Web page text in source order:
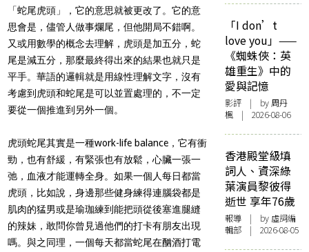
「蛇尾虎頭」，它的意思就被更改了。它的意
思會是，儘管人做事爛尾，但他開局不錯啊。
又或用數學的概念去理解，虎頭是加五分，蛇
尾是減五分，那麼最終得出來的結果也就只是
平手。華語的邏輯就是用線性理解文字，沒有
考慮到虎頭和蛇尾是可以並置處理的，不一定
要從一個推進到另外一個。
虎頭蛇尾其實是一種work-life balance，它有衝
勁，也有舒緩，有緊張也有放鬆，心臟一張一
弛，血液才能運轉全身。如果一個人每日都當
虎頭，比如說，身邊那些健身練得連腦袋都是
肌肉的猛男或是瑜珈練到能把頭從後塞進腿縫
的辣妹，敢問你曾見過他們的打卡有朋友出現
嗎。與之同理，一個每天都當蛇尾在酗酒打電
「I don’t
love you」——
《蜘蛛俠：英
雄重生》中的
愛與記憶
影評 | by周丹
楓 | 2026-08-06
香港殿堂級填
詞人、資深綠
葉演員黎彼得
逝世 享年76歲
報導 | by 虛詞編
輯部 | 2026-08-05